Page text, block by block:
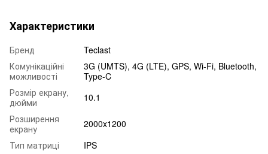
Характеристики
Бренд
Teclast
Комунікаційні
можливості
3G (UMTS), 4G (LTE), GPS, Wi-Fi, Bluetooth,
Type-C
Розмір екрану,
дюйми
10.1
Розширення
екрану
2000x1200
Тип матриці
IPS